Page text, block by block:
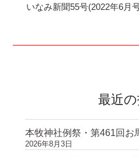
ゲ
の
いなみ新聞55号(2022年6月号
最近
本牧神社例祭・第461回お
2026年8月3日